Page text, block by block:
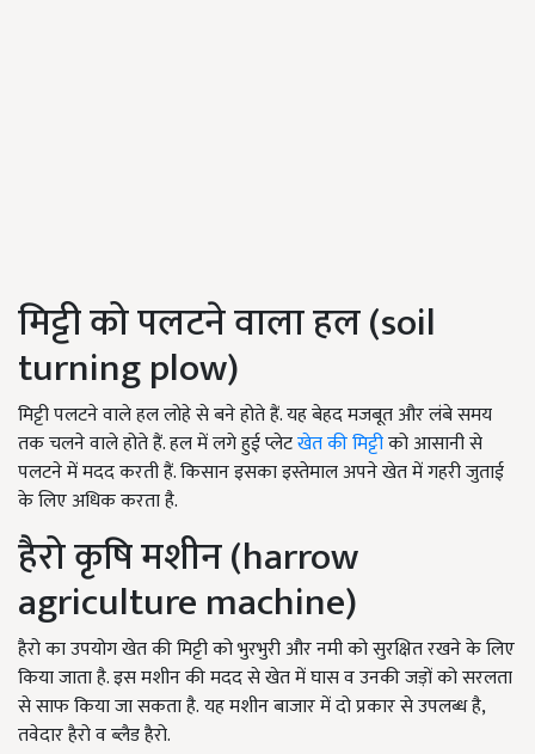
मिट्टी को पलटने वाला हल (soil
turning plow)
मिट्टी पलटने वाले हल लोहे से बने होते हैं. यह बेहद मजबूत और लंबे समय
तक चलने वाले होते हैं. हल में लगे हुई प्लेटखेत की मिट्टीको आसानी से
पलटने में मदद करती हैं. किसान इसका इस्तेमाल अपने खेत में गहरी जुताई
के लिए अधिक करता है.
हैरो कृषि मशीन (harrow
agriculture machine)
हैरो का उपयोग खेत की मिट्टी को भुरभुरी और नमी को सुरक्षित रखने के लिए
किया जाता है. इस मशीन की मदद से खेत में घास व उनकी जड़ों को सरलता
से साफ किया जा सकता है. यह मशीन बाजार में दो प्रकार से उपलब्ध है,
तवेदार हैरो व ब्लैड हैरो.